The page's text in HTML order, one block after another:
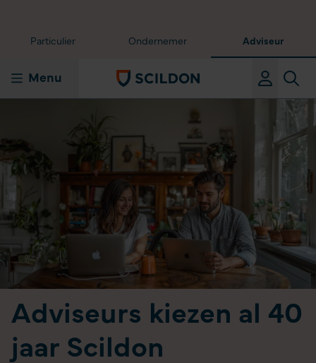
Particulier Ondernemer Adviseur
Menu
Adviseurs kiezen al 40
jaar Scildon